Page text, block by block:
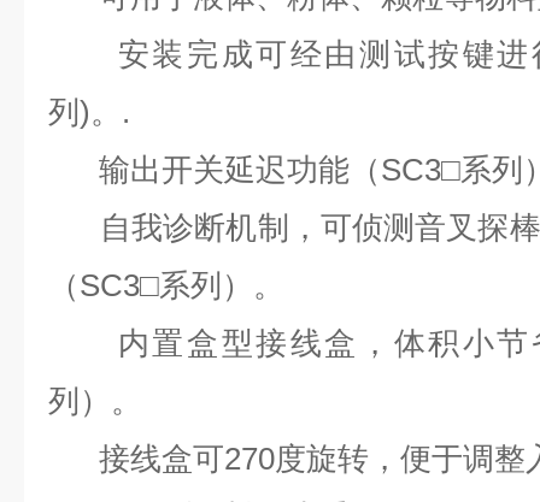
安装完成可经由测试按键进
列)。.
输出开关延迟功能（SC3□系列
自我诊断机制，可侦测音叉探
（SC3□系列）。
内置盒型接线盒，体积小节
列）。
接线盒可270度旋转，便于调整